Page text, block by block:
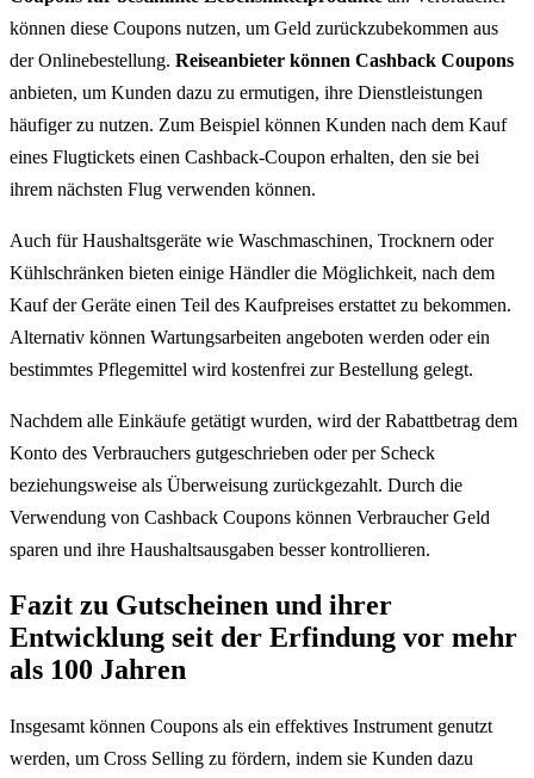
können diese Coupons nutzen, um Geld zurückzubekommen aus
der Onlinebestellung. Reiseanbieter können Cashback Coupons
anbieten, um Kunden dazu zu ermutigen, ihre Dienstleistungen
häufiger zu nutzen. Zum Beispiel können Kunden nach dem Kauf
eines Flugtickets einen Cashback-Coupon erhalten, den sie bei
ihrem nächsten Flug verwenden können.
Auch für Haushaltsgeräte wie Waschmaschinen, Trocknern oder
Kühlschränken bieten einige Händler die Möglichkeit, nach dem
Kauf der Geräte einen Teil des Kaufpreises erstattet zu bekommen.
Alternativ können Wartungsarbeiten angeboten werden oder ein
bestimmtes Pflegemittel wird kostenfrei zur Bestellung gelegt.
Nachdem alle Einkäufe getätigt wurden, wird der Rabattbetrag dem
Konto des Verbrauchers gutgeschrieben oder per Scheck
beziehungsweise als Überweisung zurückgezahlt. Durch die
Verwendung von Cashback Coupons können Verbraucher Geld
sparen und ihre Haushaltsausgaben besser kontrollieren.
Fazit zu Gutscheinen und ihrer
Entwicklung seit der Erfindung vor mehr
als 100 Jahren
Insgesamt können Coupons als ein effektives Instrument genutzt
werden, um Cross Selling zu fördern, indem sie Kunden dazu